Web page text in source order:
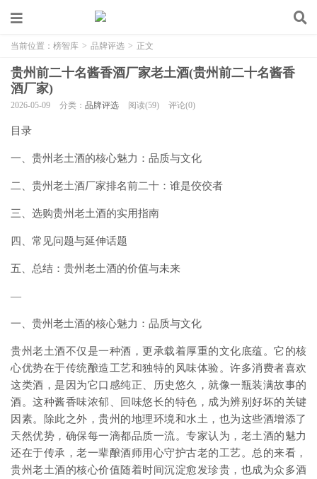
当前位置： 榜智库 > 品牌评选 > 正文
贵州前二十名酱香酒厂家老土酒(贵州前二十名酱香
酒厂家)
2026-05-09 分类： 品牌评选 阅读(59) 评论(0)
目录
一、贵州老土酒的核心魅力：品质与文化
二、贵州老土酒厂家排名前二十：谁是佼佼者
三、选购贵州老土酒的实用指南
四、常见问题与延伸话题
五、总结：贵州老土酒的价值与未来
—
一、贵州老土酒的核心魅力：品质与文化
贵州老土酒不仅是一种酒，更承载着厚重的文化底蕴。它的核
心优势在于传统酿造工艺和独特的风味体验。许多消费者喜欢
这类酒，是因为它口感纯正、历史悠久，就像一瓶装满故事的
酒。这种酱香味浓郁、回味悠长的特色，成为辨别好坏的关键
因素。除此之外，贵州的地理环境和水土，也为这些酒增添了
天然优势，确保每一滴都品质一流。专家认为，老土酒的魅力
还在于传承，老一辈酿酒师用心守护古老的工艺。总的来看，
贵州老土酒的核心价值随着时间沉淀愈发珍贵，也成为众多酒